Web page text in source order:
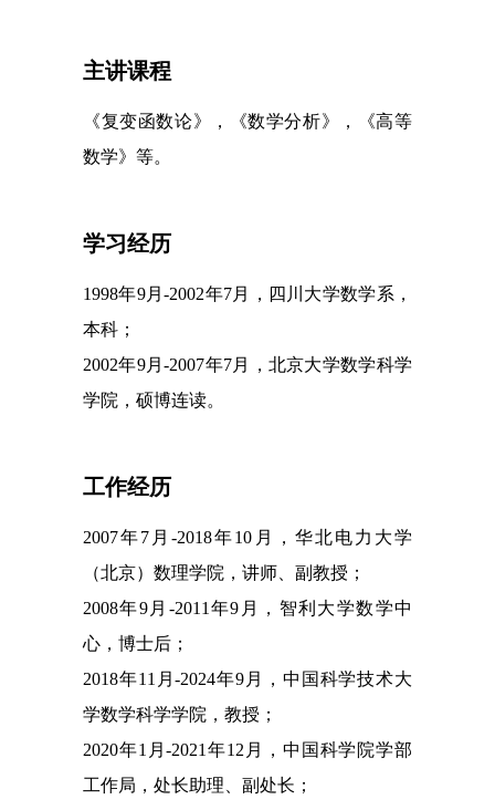
主讲课程
《复变函数论》，《数学分析》，《高等
数学》等。
学习经历
1998年9月-2002年7月， 四川大学数学系 ，
本科 ；
2002年9月-2007年7月，北京大学数学科学
学院，硕博连读。
工作经历
2007年7 月-2018年10 月， 华北电力大学
（北京）数理学院 ， 讲师、副教授 ；
2008年9月 -2011 年9 月， 智利大学数学中
心 ， 博士后 ；
2018年11 月-2024年9 月， 中国科学技术大
学数学科学学院 ， 教授 ；
2020年1 月-2021 年12 月
，中国科学院学部
工作局，处长助理、副处长；